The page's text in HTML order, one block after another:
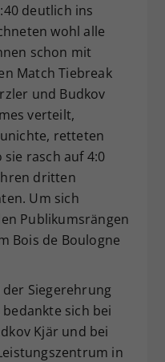
deutlich ins
wohl alle
schon mit
Match Tiebreak
und Budkov
verteilt,
retteten
sie rasch auf 4:0
dritten
Um sich
Publikumsrängen
Bois de Boulogne
Siegerehrung
sich bei
Kjär und bei
in